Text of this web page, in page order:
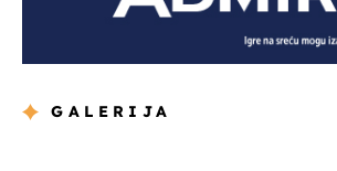
GALERIJA